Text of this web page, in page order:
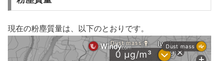
現在の粉塵質量は、以下のとおりです。